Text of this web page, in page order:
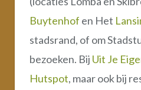
Buytenhof en Het
stadsrand, of om
bezoeken. Bij Uit Je
Hutspot, maar ook bij